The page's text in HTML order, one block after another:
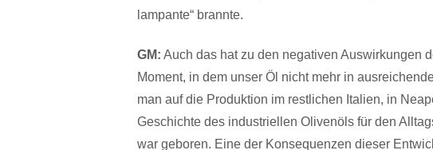
lampante“ brannte.
GM: Auch das hat zu den negativen Auswirkungen
Moment, in dem unser Öl nicht mehr in
man auf die Produktion im restlichen Italien, in
Geschichte des industriellen Olivenöls für den
war geboren. Eine der Konsequenzen dieser